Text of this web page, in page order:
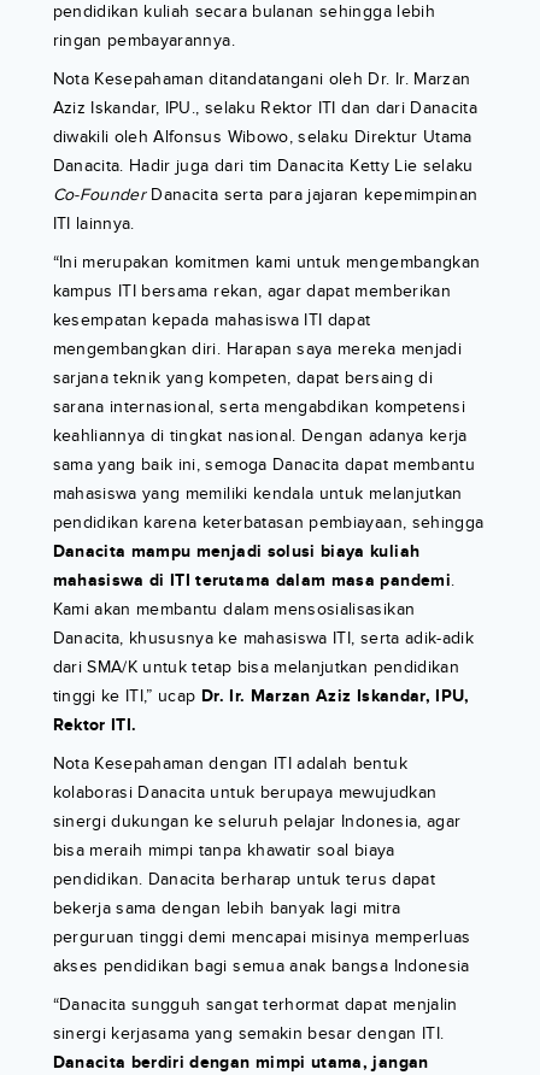
pendidikan kuliah secara bulanan sehingga lebih
ringan pembayarannya.
Nota Kesepahaman ditandatangani oleh Dr. Ir. Marzan
Aziz Iskandar, IPU., selaku Rektor ITI dan dari Danacita
diwakili oleh Alfonsus Wibowo, selaku Direktur Utama
Danacita. Hadir juga dari tim Danacita Ketty Lie selaku
Co-FounderDanacita serta para jajaran kepemimpinan
ITI lainnya.
“Ini merupakan komitmen kami untuk mengembangkan
kampus ITI bersama rekan, agar dapat memberikan
kesempatan kepada mahasiswa ITI dapat
mengembangkan diri. Harapan saya mereka menjadi
sarjana teknik yang kompeten, dapat bersaing di
sarana internasional, serta mengabdikan kompetensi
keahliannya di tingkat nasional. Dengan adanya kerja
sama yang baik ini, semoga Danacita dapat membantu
mahasiswa yang memiliki kendala untuk melanjutkan
pendidikan karena keterbatasan pembiayaan, sehingga
Danacita mampu menjadi solusi biaya kuliah
mahasiswa di ITI terutama dalam masa pandemi.
Kami akan membantu dalam mensosialisasikan
Danacita, khususnya ke mahasiswa ITI, serta adik-adik
dari SMA/K untuk tetap bisa melanjutkan pendidikan
tinggi ke ITI,” ucap Dr. Ir. Marzan Aziz Iskandar, IPU,
Rektor ITI.
Nota Kesepahaman dengan ITI adalah bentuk
kolaborasi Danacita untuk berupaya mewujudkan
sinergi dukungan ke seluruh pelajar Indonesia, agar
bisa meraih mimpi tanpa khawatir soal biaya
pendidikan. Danacita berharap untuk terus dapat
bekerja sama dengan lebih banyak lagi mitra
perguruan tinggi demi mencapai misinya memperluas
akses pendidikan bagi semua anak bangsa Indonesia
“Danacita sungguh sangat terhormat dapat menjalin
sinergi kerjasama yang semakin besar dengan ITI.
Danacita berdiri dengan mimpi utama, jangan